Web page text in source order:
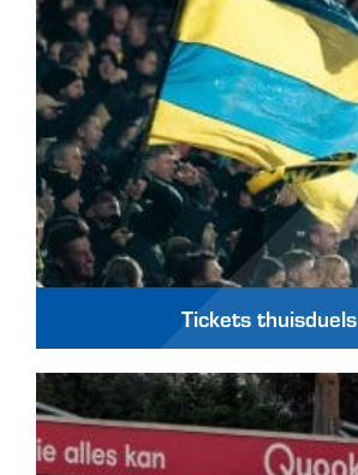
Tickets thuisduels